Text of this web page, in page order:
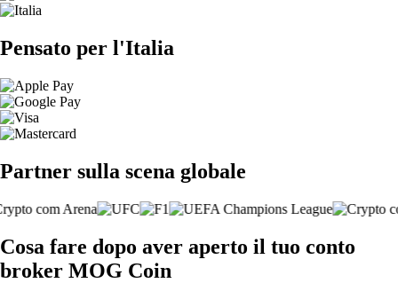
Pensato per l'Italia
Partner sulla scena globale
Cosa fare dopo aver aperto il tuo conto
broker MOG Coin